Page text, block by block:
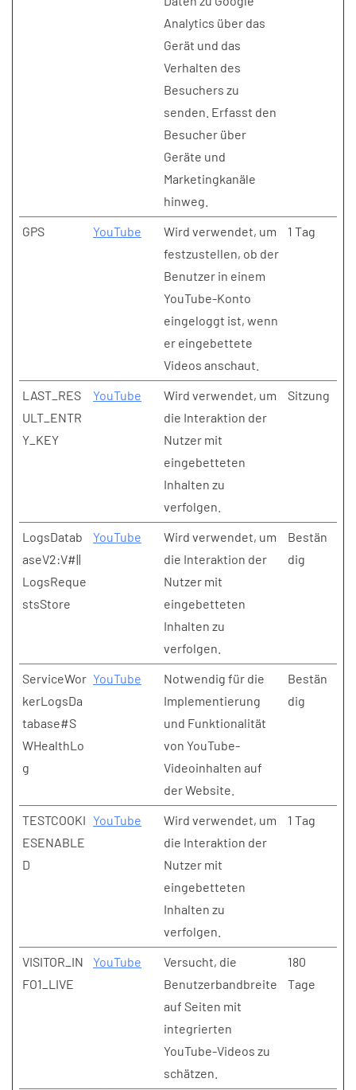
Analytics über das
Gerät und das
Verhalten des
Besuchers zu
senden. Erfasst den
Besucher über
Geräte und
Marketingkanäle
hinweg.
GPS
YouTube
Wird verwendet, um
festzustellen, ob der
Benutzer in einem
YouTube-Konto
eingeloggt ist, wenn
er eingebettete
Videos anschaut.
1 Tag
LAST_RES
ULT_ENTR
Y_KEY
YouTube
Wird verwendet, um
die Interaktion der
Nutzer mit
eingebetteten
Inhalten zu
verfolgen.
Sitzung
LogsDatab
aseV2:V#||
LogsReque
stsStore
YouTube
Wird verwendet, um
die Interaktion der
Nutzer mit
eingebetteten
Inhalten zu
verfolgen.
Bestän
dig
ServiceWor
kerLogsDa
tabase#S
WHealthLo
g
YouTube
Notwendig für die
Implementierung
und Funktionalität
von YouTube-
Videoinhalten auf
der Website.
Bestän
dig
TESTCOOKI
ESENABLE
D
YouTube
Wird verwendet, um
die Interaktion der
Nutzer mit
eingebetteten
Inhalten zu
verfolgen.
1 Tag
VISITOR_IN
FO1_LIVE
YouTube
Versucht, die
Benutzerbandbreite
auf Seiten mit
integrierten
YouTube-Videos zu
schätzen.
180
Tage